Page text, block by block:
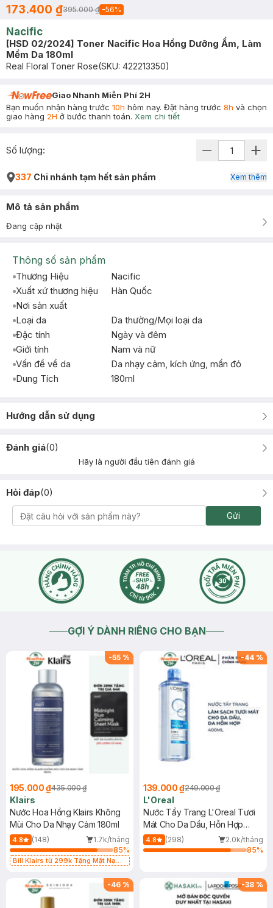
173.400 ₫395.000 ₫ -56%
Nacific
[HSD 02/2024] Toner Nacific Hoa Hồng Dưỡng Ẩm, Làm
Mềm Da 180ml
Real Floral Toner Rose(SKU: 422213350)
Giao Nhanh Miễn Phí 2H
Bạn muốn nhận hàng trước 10h hôm nay. Đặt hàng trước 8h và chọn
giao hàng 2H ở bước thanh toán. Xem chi tiết
Số lượng:
337 Chi nhánh tạm hết sản phẩm Xem thêm
Mô tả sản phẩm
Đang cập nhật
Thông số sản phẩm
Thương Hiệu
Nacific
Xuất xứ thương hiệu
Hàn Quốc
Nơi sản xuất
Loại da
Da thường/Mọi loại da
Đặc tính
Ngày và đêm
Giới tính
Nam và nữ
Vấn đề về da
Da nhạy cảm, kích ứng, mẩn đỏ
Dung Tích
180ml
Hướng dẫn sử dụng
Đánh giá(0)
Hãy là người đầu tiên đánh giá
Hỏi đáp(0)
Gửi
GỢI Ý DÀNH RIÊNG CHO BẠN
-55 %
195.000 ₫435.000 ₫
Klairs
Nước Hoa Hồng Klairs Không
Mùi Cho Da Nhạy Cảm 180ml
4.8 (148)
1.7k/tháng
85%
Bill Klairs từ 299k Tặng Mặt Nạ
25ml (SL Có Hạn)
-44 %
139.000 ₫249.000 ₫
L'Oreal
Nước Tẩy Trang L'Oreal Tươi
Mát Cho Da Dầu, Hỗn Hợp
400ml
4.8 (298)
2.0k/tháng
85%
-46 % -38 %